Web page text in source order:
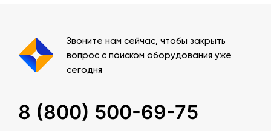
Звоните нам сейчас, чтобы закрыть
вопрос с поиском оборудования уже
сегодня
8 (800) 500-69-75